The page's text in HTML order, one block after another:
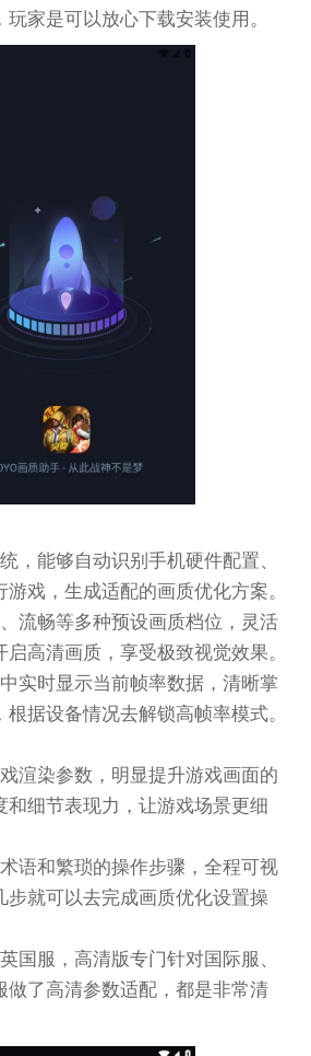
家是可以放心下载安装使用。
，能够自动识别手机硬件配置、
戏，生成适配的画质优化方案。
流畅等多种预设画质档位，灵活
高清画质，享受极致视觉效果。
实时显示当前帧率数据，清晰掌
据设备情况去解锁高帧率模式。
渲染参数，明显提升游戏画面的
和细节表现力，让游戏场景更细
语和繁琐的操作步骤，全程可视
步就可以去完成画质优化设置操
国服，高清版专门针对国际服、
做了高清参数适配，都是非常清